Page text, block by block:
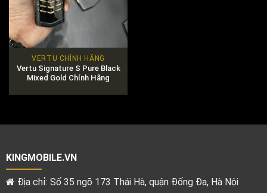
VERTU CHÍNH HÃNG
Vertu Signature S Pure Black
Mixed Gold Chính Hãng
KINGMOBILE.VN
Địa chỉ: Số 35 ngõ 173 Thái Hà, quận Đống Đa, Hà Nội